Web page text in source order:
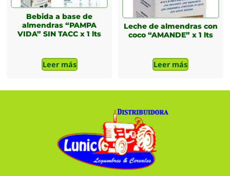
Bebida a base de
almendras “PAMPA
VIDA” SIN TACC x 1 lts
Leer más
Leche de almendras con
coco “AMANDE” x 1 lts
Leer más